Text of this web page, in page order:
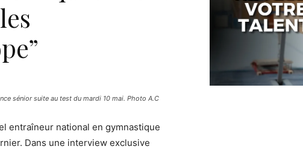
sénior suite au test du mardi 10 mai. Photo A.C
entraîneur national en gymnastique
Dans une interview exclusive